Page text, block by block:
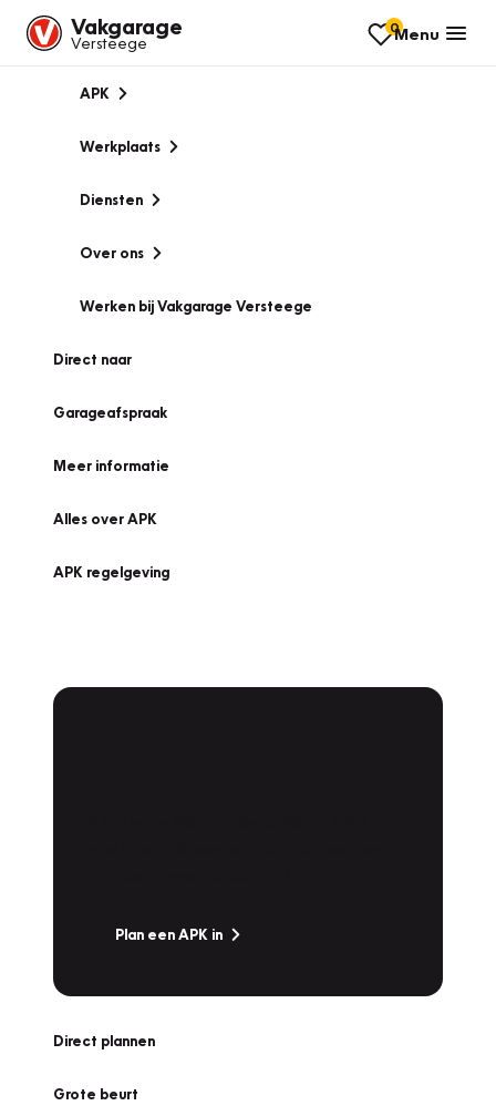
Vakgarage
Versteege
0Menu
APK
Werkplaats
Diensten
Over ons
Werken bij Vakgarage Versteege
Direct naar
Garageafspraak
Meer informatie
Alles over APK
APK regelgeving
Plan een APK in
Direct plannen
Grote beurt